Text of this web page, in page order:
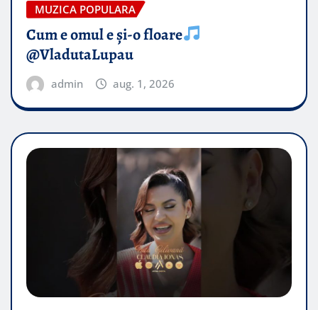
MUZICA POPULARA
Cum e omul e și-o floare
@VladutaLupau
admin aug. 1, 2026